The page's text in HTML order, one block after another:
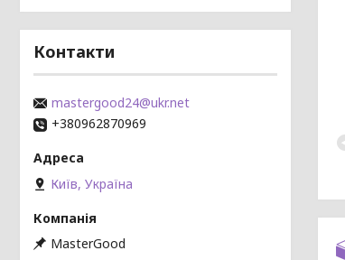
Контакти
mastergood24@ukr.net
+380962870969
Київ, Україна
MasterGood